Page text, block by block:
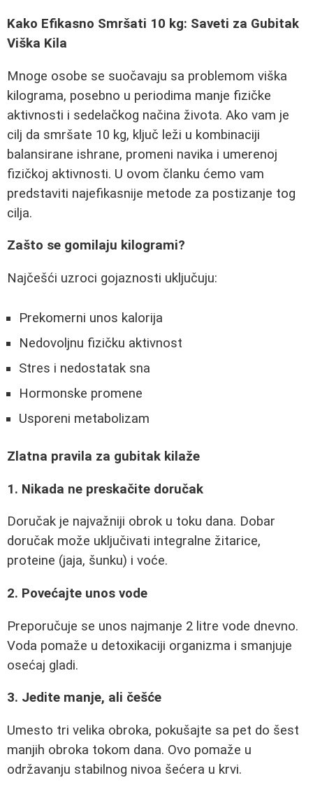
Kako Efikasno Smršati 10 kg: Saveti za Gubitak
Viška Kila
Mnoge osobe se suočavaju sa problemom viška
kilograma, posebno u periodima manje fizičke
aktivnosti i sedelačkog načina života. Ako vam je
cilj da smršate 10 kg, ključ leži u kombinaciji
balansirane ishrane, promeni navika i umerenoj
fizičkoj aktivnosti. U ovom članku ćemo vam
predstaviti najefikasnije metode za postizanje tog
cilja.
Zašto se gomilaju kilogrami?
Najčešći uzroci gojaznosti uključuju:
Prekomerni unos kalorija
Nedovoljnu fizičku aktivnost
Stres i nedostatak sna
Hormonske promene
Usporeni metabolizam
Zlatna pravila za gubitak kilaže
1. Nikada ne preskačite doručak
Doručak je najvažniji obrok u toku dana. Dobar
doručak može uključivati integralne žitarice,
proteine (jaja, šunku) i voće.
2. Povećajte unos vode
Preporučuje se unos najmanje 2 litre vode dnevno.
Voda pomaže u detoxikaciji organizma i smanjuje
osećaj gladi.
3. Jedite manje, ali češće
Umesto tri velika obroka, pokušajte sa pet do šest
manjih obroka tokom dana. Ovo pomaže u
održavanju stabilnog nivoa šećera u krvi.